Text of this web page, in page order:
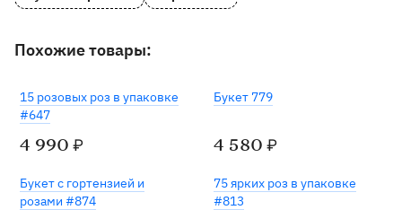
Похожие товары:
15 розовых роз в упаковке
#647
4 990 ₽
Букет 779
4 580 ₽
Букет с гортензией и
розами #874
75 ярких роз в упаковке
#813